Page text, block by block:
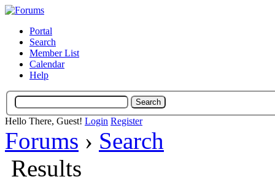
Portal
Search
Member List
Calendar
Help
Hello There, Guest! Login Register
Forums › Search
Results